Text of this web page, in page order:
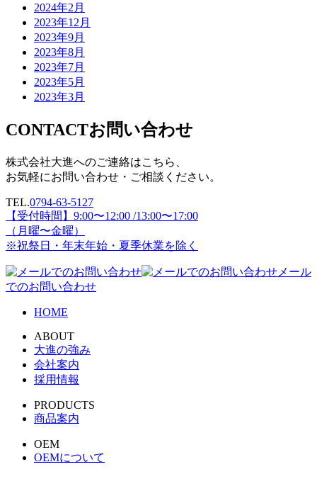
2024年2月
2023年12月
2023年9月
2023年8月
2023年7月
2023年5月
2023年3月
CONTACTお問い合わせ
株式会社大進へのご連絡はこちら、
お気軽にお問い合わせ・ご相談ください。
TEL.0794-63-5127
【受付時間】9:00〜12:00 /13:00〜17:00
（月曜〜金曜）
※祝祭日・年末年始・夏季休業を除く
メール
でのお問い合わせ
HOME
ABOUT
大進の強み
会社案内
採用情報
PRODUCTS
商品案内
OEM
OEMについて